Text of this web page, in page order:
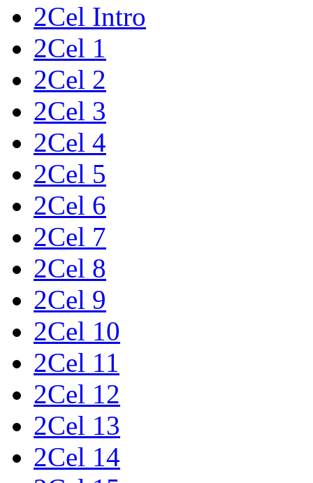
2Cel Intro
2Cel 1
2Cel 2
2Cel 3
2Cel 4
2Cel 5
2Cel 6
2Cel 7
2Cel 8
2Cel 9
2Cel 10
2Cel 11
2Cel 12
2Cel 13
2Cel 14